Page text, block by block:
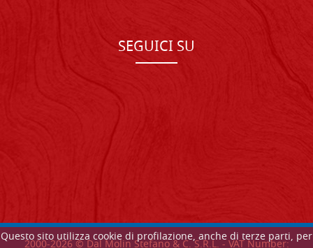
Questo sito utilizza cookie di profilazione, anche di terze parti, per
SEGUICI SU
2000-2026© Dal Molin Stefano & C. S.R.L. - VAT Number: